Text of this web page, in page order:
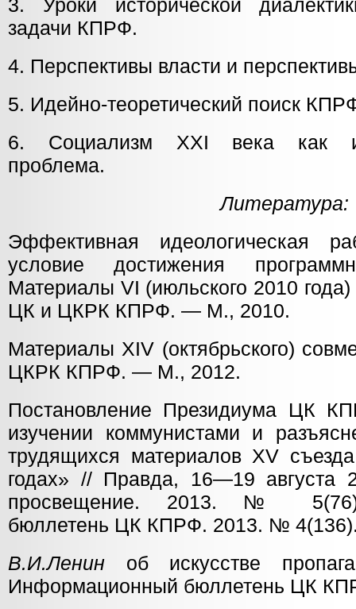
3. Уроки исторической
задачи КПРФ.
4. Перспективы власти и
5. Идейно-теоретический поиск
6. Социализм XXI века как
проблема.
Литература:
Эффективная идеологическая
условие достижения
Материалы VI (июльского 2010
ЦК и ЦКРК КПРФ. — М., 2010.
Материалы XIV (октябрьского)
ЦКРК КПРФ. — М., 2012.
Постановление Президиума ЦК
изучении коммунистами и
трудящихся материалов XV
годах» // Правда, 16—19 августа
просвещение. 2013. №
бюллетень ЦК КПРФ. 2013. №
В.И.Ленин об искусстве
Информационный бюллетень ЦК